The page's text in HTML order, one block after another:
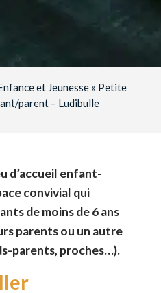
et Jeunesse» Petite
parent – Ludibulle
d’accueil enfant-
convivial qui
de moins de 6 ans
parents ou un autre
parents, proches…).